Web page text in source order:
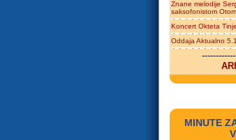
Znane melodije
saksofonistom
Koncert Okteta Tinje
Oddaja Aktualno
MINUTE